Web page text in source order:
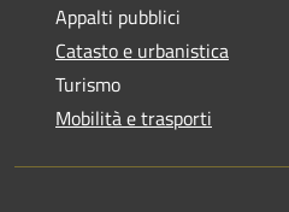
Appalti pubblici
Catasto e urbanistica
Turismo
Mobilità e trasporti